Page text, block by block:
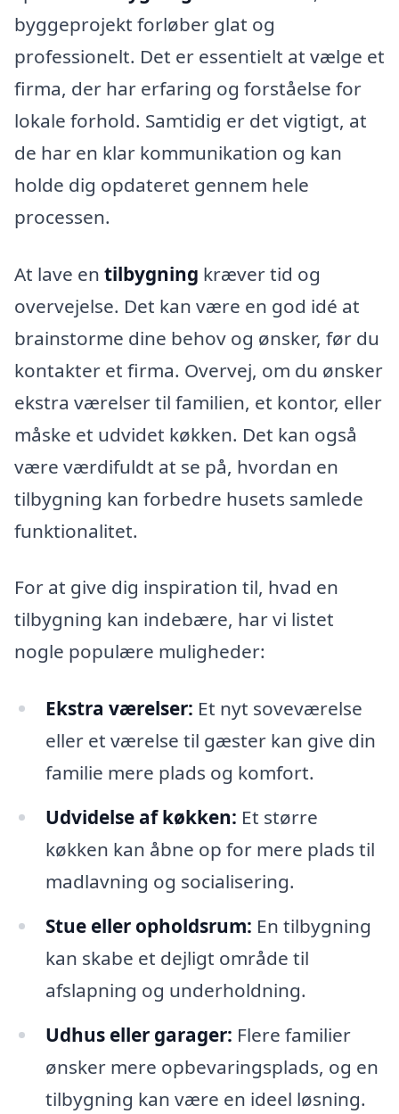
byggeprojekt forløber glat og
professionelt. Det er essentielt at vælge et
firma, der har erfaring og forståelse for
lokale forhold. Samtidig er det vigtigt, at
de har en klar kommunikation og kan
holde dig opdateret gennem hele
processen.
At lave en tilbygning kræver tid og
overvejelse. Det kan være en god idé at
brainstorme dine behov og ønsker, før du
kontakter et firma. Overvej, om du ønsker
ekstra værelser til familien, et kontor, eller
måske et udvidet køkken. Det kan også
være værdifuldt at se på, hvordan en
tilbygning kan forbedre husets samlede
funktionalitet.
For at give dig inspiration til, hvad en
tilbygning kan indebære, har vi listet
nogle populære muligheder:
Ekstra værelser: Et nyt soveværelse
eller et værelse til gæster kan give din
familie mere plads og komfort.
Udvidelse af køkken: Et større
køkken kan åbne op for mere plads til
madlavning og socialisering.
Stue eller opholdsrum: En tilbygning
kan skabe et dejligt område til
afslapning og underholdning.
Udhus eller garager: Flere familier
ønsker mere opbevaringsplads, og en
tilbygning kan være en ideel løsning.